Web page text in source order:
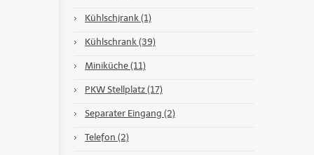
Kühlschjrank (1)
Kühlschrank (39)
Miniküche (11)
PKW Stellplatz (17)
Separater Eingang (2)
Telefon (2)